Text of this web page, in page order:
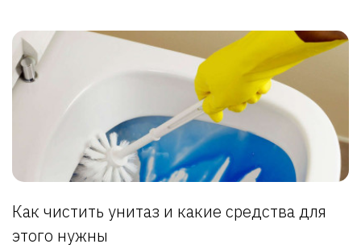
Как чистить унитаз и какие средства для
этого нужны